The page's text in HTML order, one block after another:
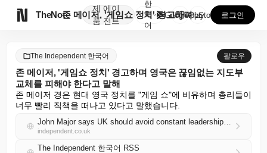
TheNote
제
품
에이
전트
존 메이저, '게임쇼 정치' 경고하며 영국은 끊임없는 ...
한
국
어
GooglePlay
AppStore 로그인
The Independent 한국어 팔로우
존 메이저, '게임쇼 정치' 경고하며 영국은 끊임없는 지도부
교체를 피해야 한다고 말해
존 메이저 경은 현대 영국 정치를 "게임 쇼"에 비유하며 총리들이
너무 빨리 직책을 떠나고 있다고 말했습니다.
John Major says UK should avoid constant leadership changes as he warns of ‘gameshow politics’
independent.co.uk
The Independent 한국어 RSS